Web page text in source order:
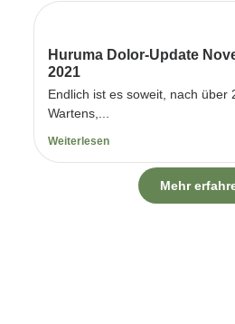
Huruma Dolor-Update
2021
Endlich ist es soweit, nach über
Wartens,...
Weiterlesen
Mehr